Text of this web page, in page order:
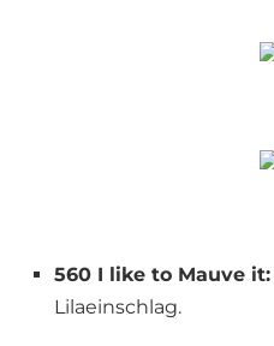
560 I like to Mauve it:
Lilaeinschlag.